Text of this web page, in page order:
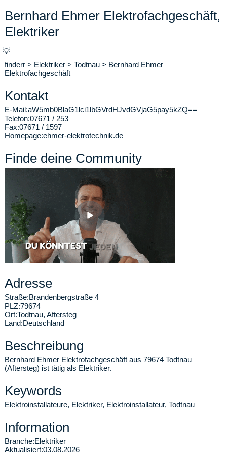
Bernhard Ehmer Elektrofachgeschäft,
Elektriker
💡
finderr > Elektriker > Todtnau > Bernhard Ehmer
Elektrofachgeschäft
Kontakt
E-Mail:aW5mb0BlaG1lci1lbGVrdHJvdGVjaG5pay5kZQ==
Telefon:07671 / 253
Fax:07671 / 1597
Homepage:ehmer-elektrotechnik.de
Finde deine Community
Adresse
Straße:Brandenbergstraße 4
PLZ:79674
Ort:Todtnau, Aftersteg
Land:Deutschland
Beschreibung
Bernhard Ehmer Elektrofachgeschäft aus 79674 Todtnau
(Aftersteg) ist tätig als Elektriker.
Keywords
Elektroinstallateure, Elektriker, Elektroinstallateur, Todtnau
Information
Branche:Elektriker
Aktualisiert:03.08.2026